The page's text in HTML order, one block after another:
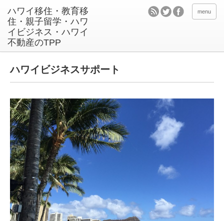
menu
ハワイビジネスサポート